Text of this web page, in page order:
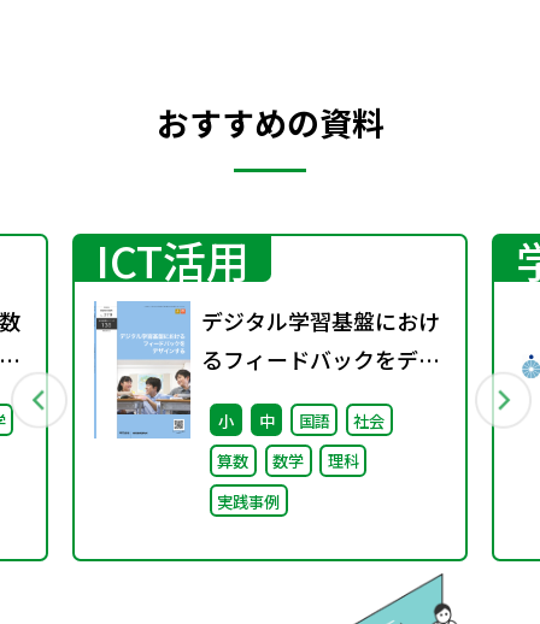
おすすめの資料
ICT活用
デジタル学習基盤におけ
るフィードバックをデザ
インする（特別課題
138）
小 中 国語
社会
算数
数学
理科
実践事例